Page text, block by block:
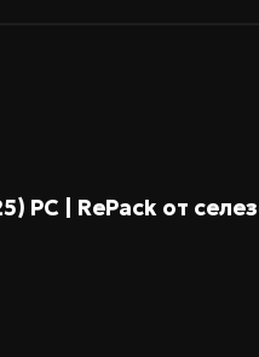
PC | RePack от